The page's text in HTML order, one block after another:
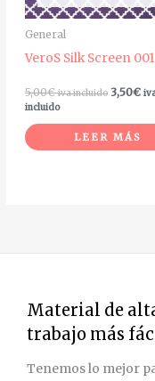
General
VeroS Silk Screen
5,00€ iva incluido 3,50€
incluido
LEER MÁS
Material de
trabajo más
Tenemos lo mejor